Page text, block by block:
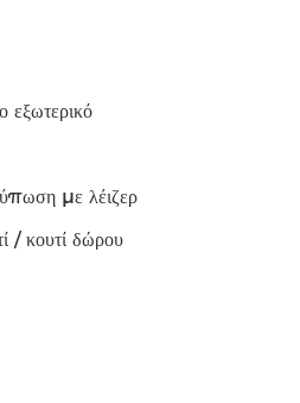
εξωτερικό
με λέιζερ
/ κουτί δώρου